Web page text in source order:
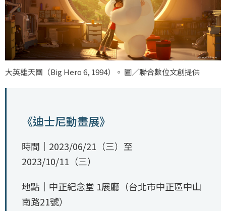
大英雄天團（Big Hero 6, 1994）。 圖／聯合數位文創提供
《迪士尼動畫展》
時間｜2023/06/21（三）至
2023/10/11（三）
地點｜中正紀念堂 1展廳（台北市中正區中山
南路21號）